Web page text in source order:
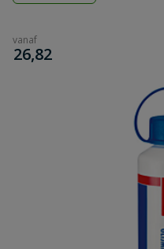
vanaf
€
26,82